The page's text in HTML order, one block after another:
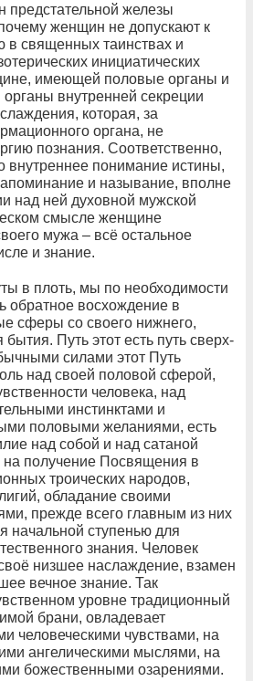
предстательной железы
женщин не допускают к
в священных таинствах и
инициатических
имеющей половые органы и
внутренней секреции
которая, за
органа, не
познания. Соответственно,
внутреннее понимание истины,
и называние, вполне
над ней духовной мужской
смысле женщине
мужа – всё остальное
и знание.
в плоть, мы по необходимости
обратное восхождение в
сферы со своего нижнего,
бытия. Путь этот есть путь сверх-
силами этот Путь
над своей половой сферой,
человека, над
инстинктами и
половыми желаниями, есть
над собой и над сатаной
получение Посвящения в
троических народов,
обладание своими
прежде всего главным из них
начальной ступенью для
знания. Человек
низшее наслаждение, взамен
вечное знание. Так
уровне традиционный
брани, овладевает
человеческими чувствами, на
ангелическими мыслями, на
божественными озарениями.